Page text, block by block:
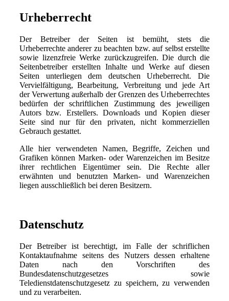
Urheberrecht
Der Betreiber der Seiten ist bemüht, stets die
Urheberrechte anderer zu beachten bzw. auf selbst erstellte
sowie lizenzfreie Werke zurückzugreifen. Die durch die
Seitenbetreiber erstellten Inhalte und Werke auf diesen
Seiten unterliegen dem deutschen Urheberrecht. Die
Vervielfältigung, Bearbeitung, Verbreitung und jede Art
der Verwertung außerhalb der Grenzen des Urheberrechtes
bedürfen der schriftlichen Zustimmung des jeweiligen
Autors bzw. Erstellers. Downloads und Kopien dieser
Seite sind nur für den privaten, nicht kommerziellen
Gebrauch gestattet.
Alle hier verwendeten Namen, Begriffe, Zeichen und
Grafiken können Marken- oder Warenzeichen im Besitze
ihrer rechtlichen Eigentümer sein. Die Rechte aller
erwähnten und benutzten Marken- und Warenzeichen
liegen ausschließlich bei deren Besitzern.
Datenschutz
Der Betreiber ist berechtigt, im Falle der schriflichen
Kontaktaufnahme seitens des Nutzers dessen erhaltene
Daten nach den Vorschriften des
Bundesdatenschutzgesetzes sowie
Teledienstdatenschutzgesetz zu speichern, zu verwenden
und zu verarbeiten.